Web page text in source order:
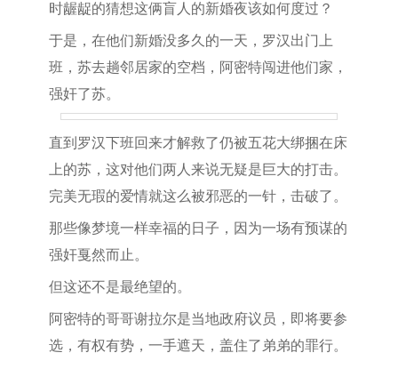
时龌龊的猜想这俩盲人的新婚夜该如何度过？
于是，在他们新婚没多久的一天，罗汉出门上
班，苏去趟邻居家的空档，阿密特闯进他们家，
强奸了苏。
直到罗汉下班回来才解救了仍被五花大绑捆在床
上的苏，这对他们两人来说无疑是巨大的打击。
完美无瑕的爱情就这么被邪恶的一针，击破了。
那些像梦境一样幸福的日子，因为一场有预谋的
强奸戛然而止。
但这还不是最绝望的。
阿密特的哥哥谢拉尔是当地政府议员，即将要参
选，有权有势，一手遮天，盖住了弟弟的罪行。